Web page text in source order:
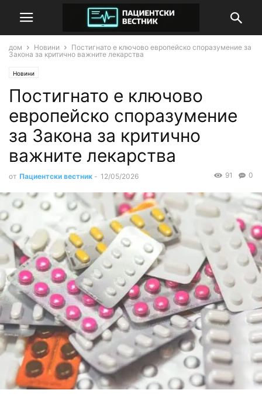
дом Новини
Постигнато е ключово европейско споразумение за
Закона за критично важните лекарства
Новини
Постигнато е ключово
европейско споразумение
за Закона за критично
важните лекарства
от Пациентски вестник - 12/05/2026 0
91